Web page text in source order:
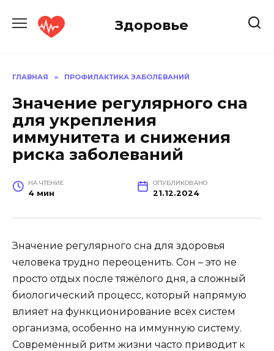
содержанию
Здоровье
ГЛАВНАЯ » ПРОФИЛАКТИКА ЗАБОЛЕВАНИЙ
Значение регулярного сна
для укрепления
иммунитета и снижения
риска заболеваний
НА ЧТЕНИЕ
4 мин
ОПУБЛИКОВАНО
21.12.2024
Значение регулярного сна для здоровья
человека трудно переоценить. Сон – это не
просто отдых после тяжёлого дня, а сложный
биологический процесс, который напрямую
влияет на функционирование всех систем
организма, особенно на иммунную систему.
Современный ритм жизни часто приводит к